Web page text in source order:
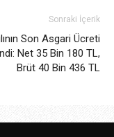
Sonraki İçerik
Son Asgari Ücreti
Net 35 Bin 180 TL,
Brüt 40 Bin 436 TL